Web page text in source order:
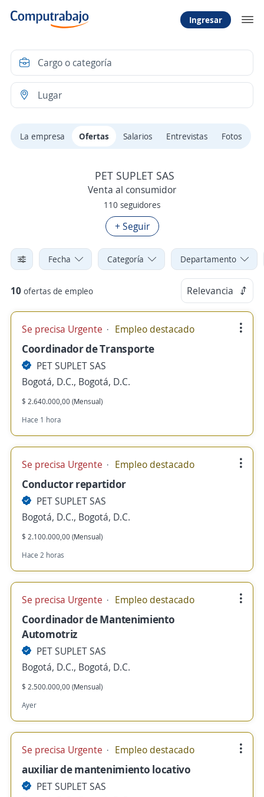
Ingresar
La empresa Ofertas Salarios Entrevistas Fotos
PET SUPLET SAS
Venta al consumidor
110 seguidores
+ Seguir
Fecha Categoría Departamento
10 ofertas de empleo Relevancia
Se precisa Urgente Empleo destacado
Coordinador de Transporte
PET SUPLET SAS
Bogotá, D.C., Bogotá, D.C.
$ 2.640.000,00 (Mensual)
Hace 1 hora
Se precisa Urgente Empleo destacado
Conductor repartidor
PET SUPLET SAS
Bogotá, D.C., Bogotá, D.C.
$ 2.100.000,00 (Mensual)
Hace 2 horas
Se precisa Urgente Empleo destacado
Coordinador de Mantenimiento
Automotriz
PET SUPLET SAS
Bogotá, D.C., Bogotá, D.C.
$ 2.500.000,00 (Mensual)
Ayer
Se precisa Urgente Empleo destacado
auxiliar de mantenimiento locativo
PET SUPLET SAS